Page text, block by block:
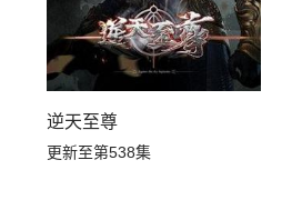
逆天至尊
更新至第538集